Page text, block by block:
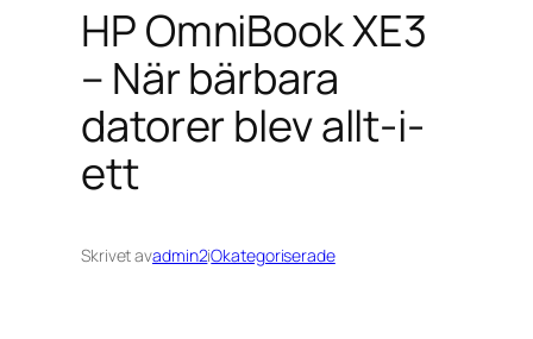
HP OmniBook XE3
– När bärbara
datorer blev allt-i-
ett
Skrivet avadmin2iOkategoriserade